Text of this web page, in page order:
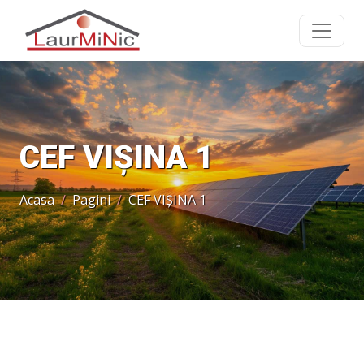
CEF VIȘINA 1
Acasa Pagini CEF VIȘINA 1